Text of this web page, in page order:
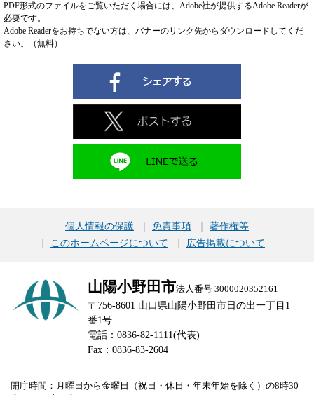
PDF形式のファイルをご覧いただく場合には、Adobe社が提供するAdobe Readerが
必要です。
Adobe Readerをお持ちでない方は、バナーのリンク先からダウンロードしてくだ
さい。（無料）
個人情報の保護 免責事項
著作権等
このホームページについて
広告掲載について
山陽小野田市法人番号 3000020352161
〒756-8601 山口県山陽小野田市日の出一丁目1
番1号
電話：0836-82-1111(代表)
Fax：0836-83-2604
開庁時間：月曜日から金曜日（祝日・休日・年末年始を除く）の8時30